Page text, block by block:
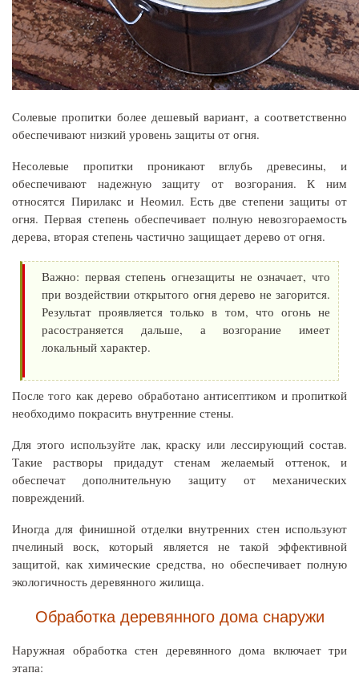
Солевые пропитки более дешевый вариант, а соответственно
обеспечивают низкий уровень защиты от огня.
Несолевые пропитки проникают вглубь древесины, и
обеспечивают надежную защиту от возгорания. К ним
относятся Пирилакс и Неомил. Есть две степени защиты от
огня. Первая степень обеспечивает полную невозгораемость
дерева, вторая степень частично защищает дерево от огня.
Важно: первая степень огнезащиты не означает, что
при воздействии открытого огня дерево не загорится.
Результат проявляется только в том, что огонь не
расостраняется дальше, а возгорание имеет
локальный характер.
После того как дерево обработано антисептиком и пропиткой
необходимо покрасить внутренние стены.
Для этого используйте лак, краску или лессирующий состав.
Такие растворы придадут стенам желаемый оттенок, и
обеспечат дополнительную защиту от механических
повреждений.
Иногда для финишной отделки внутренних стен используют
пчелиный воск, который является не такой эффективной
защитой, как химические средства, но обеспечивает полную
экологичность деревянного жилища.
Обработка деревянного дома снаружи
Наружная обработка стен деревянного дома включает три
этапа: